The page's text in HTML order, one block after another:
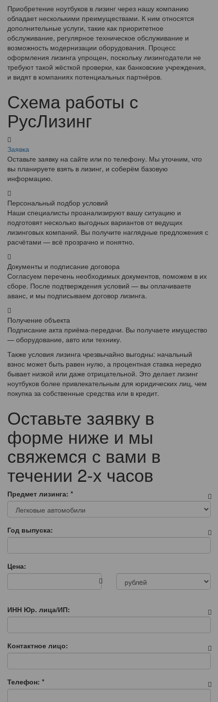
Приобретение ноутбуков в лизинг через нашу компанию
обладает несколькими преимуществами. К ним относятся
дополнительные услуги, такие как приоритетное
обслуживание, регулярное техническое обслуживание и
возможность модернизации оборудования. Процесс
оформления лизинга упрощен, поскольку лизингодатели не
требуют такой жёсткой проверки, как банковские учреждения,
и видят в компаниях потенциальных партнёров.
Схема работы с
РусЛизинг
Заявка
Оставьте заявку на сайте или по телефону. Мы уточним, что
вы планируете взять в лизинг, и соберём базовую
информацию.
Персональный подбор условий
Наши специалисты проанализируют вашу ситуацию и
подготовят несколько выгодных вариантов от ведущих
лизинговых компаний. Вы получите наглядные предложения с
расчётами — всё прозрачно и понятно.
Документы и подписание договора
Согласуем перечень необходимых документов, поможем в их
сборе. После подтверждения условий — вы оплачиваете
аванс, и мы подписываем договор лизинга.
Получение объекта
Подписание акта приёма-передачи. Вы получаете имущество
— оборудование, авто или технику.
Также условия лизинга чрезвычайно выгодны: начальный
взнос может быть равен нулю, а процентная ставка нередко
бывает низкой или даже отрицательной. Это делает лизинг
ноутбуков более привлекательным для юридических лиц, чем
покупка за собственные средства или в кредит.
Оставьте заявку в
форме ниже и мы
свяжемся с вами в
течении 2-х часов
Предмет лизинга: *
Год выпуска:
Цена:
ИНН Юр. лица/ИП:
Контактное лицо:
Телефон: *